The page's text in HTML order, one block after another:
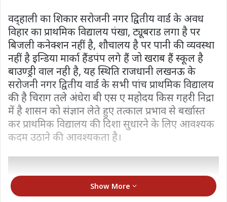
वद्हाली का शिकार सरोजनी नगर द्वितीय वार्ड के अवध
विहार का प्राथमिक विद्यालय पंखा, ट्यूबराड लगा है पर
बिजली कनेक्शन नहीं है, शौचालय है पर पानी की व्यवस्था
नहीं है इन्डिया मार्का हैंडपंप लगे हैं जो खराब हैं स्कूल है
बाउण्ड्री वाल नही है, यह स्थिति राजधानी लखनऊ के
सरोजनी नगर द्वितीय वार्ड के सभी पांच प्राथमिक विद्यालय
की है चिराग तले अंधेरा बी एस ए महोदय किस गहरी निद्रा
में है शासन को संज्ञान लेते हुए तत्काल प्रभाव से बर्खास्त
कर प्राथमिक विद्यालय की दिशा सुधारने के लिए आवश्यक
कदम उठाने की आवश्यकता है।
Show More